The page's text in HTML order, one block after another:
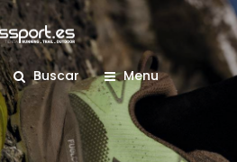
Buscar Menu